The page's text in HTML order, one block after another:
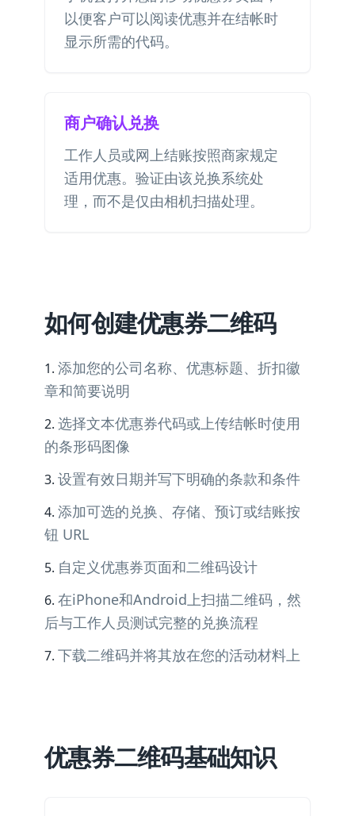
以便客户可以阅读优惠并在结帐时
显示所需的代码。
商户确认兑换
工作人员或网上结账按照商家规定
适用优惠。验证由该兑换系统处
理，而不是仅由相机扫描处理。
如何创建优惠券二维码
添加您的公司名称、优惠标题、折扣徽
章和简要说明
选择文本优惠券代码或上传结帐时使用
的条形码图像
设置有效日期并写下明确的条款和条件
添加可选的兑换、存储、预订或结账按
钮 URL
自定义优惠券页面和二维码设计
在iPhone和Android上扫描二维码，然
后与工作人员测试完整的兑换流程
下载二维码并将其放在您的活动材料上
优惠券二维码基础知识